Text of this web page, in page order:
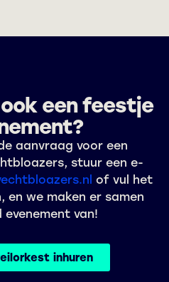
een feestje
aanvraag voor een
stuur een e-
of vul het
en we maken er samen
van!
inhuren